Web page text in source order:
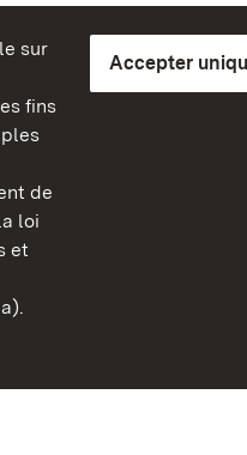
sur
fins
de
loi
et
Accepter